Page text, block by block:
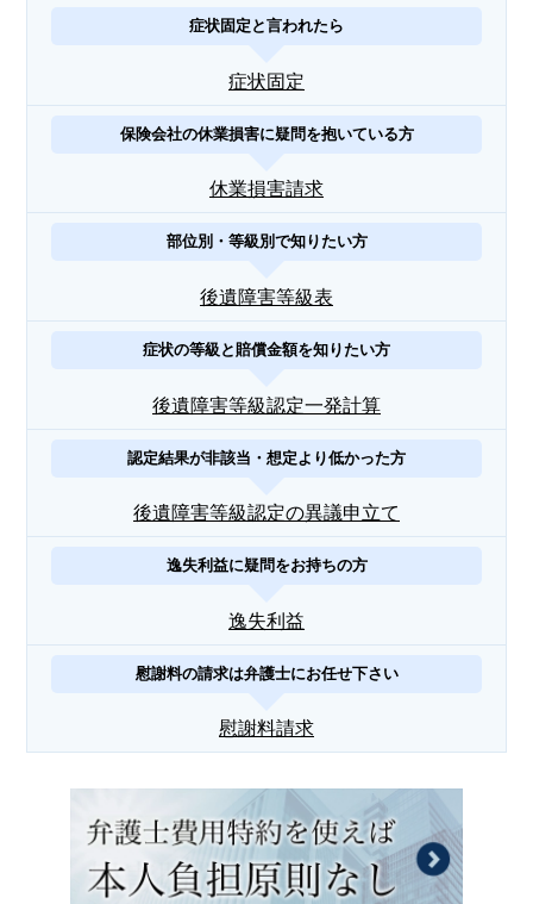
症状固定と言われたら
症状固定
保険会社の休業損害に疑問を抱いている方
休業損害請求
部位別・等級別で知りたい方
後遺障害等級表
症状の等級と賠償金額を知りたい方
後遺障害等級認定一発計算
認定結果が非該当・想定より低かった方
後遺障害等級認定の異議申立て
逸失利益に疑問をお持ちの方
逸失利益
慰謝料の請求は弁護士にお任せ下さい
慰謝料請求